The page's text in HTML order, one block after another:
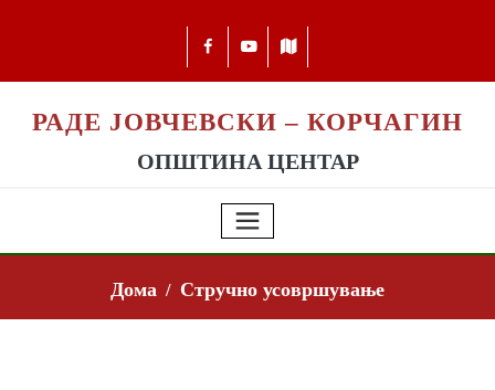
РАДЕ ЈОВЧЕВСКИ – КОРЧАГИН
ОПШТИНА ЦЕНТАР
Дома Стручно усовршување